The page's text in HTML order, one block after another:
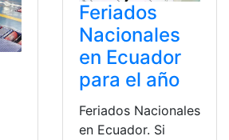
Feriados
Nacionales
en Ecuador
para el año
Feriados Nacionales
en Ecuador. Si